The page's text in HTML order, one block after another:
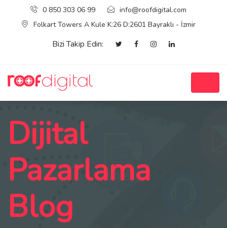
0 850 303 06 99
info@roofdigital.com
Folkart Towers A Kule K:26 D:2601 Bayraklı - İzmir
Bizi Takip Edin:
Dijital
Pazarlama
Blog